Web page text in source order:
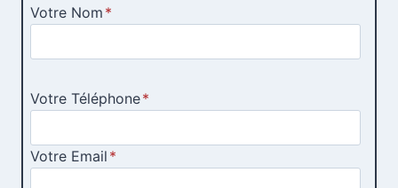
Votre Nom *
Votre Téléphone*
Votre Email *